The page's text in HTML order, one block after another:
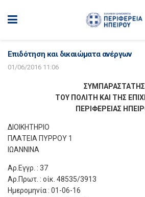
Επιδότηση και δικαιώματα ανέργων
01/06/2016 11:06
ΣΥΜΠΑΡΑΣΤΑΤΗΣ
ΤΟΥ ΠΟΛΙΤΗ ΚΑΙ ΤΗΣ
ΠΕΡΙΦΕΡΕΙΑΣ
ΔΙΟΙΚΗΤΗΡΙΟ
ΠΛΑΤΕΙΑ ΠΥΡΡΟΥ 1
ΙΩΑΝΝΙΝΑ
Αρ.Εγγρ. : 37
Αρ.Πρωτ. : οίκ. 48535/3913
Ημερομηνία : 01-06-16